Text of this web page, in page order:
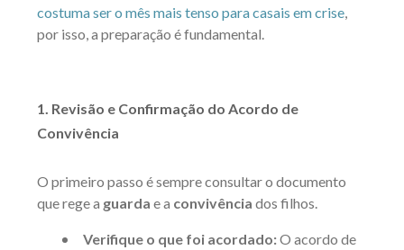
costuma ser o mês mais tenso para casais em crise
por isso, a preparação é fundamental.
1. Revisão e Confirmação do Acordo de
Convivência
O primeiro passo é sempre consultar o documento
que rege a guarda e a convivência dos filhos.
Verifique o que foi acordado:O acordo de